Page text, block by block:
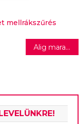
mellrákszűrés
Alig maradt idejük a hazai cégeknek felkészülni a karbonvám mechanizmusra